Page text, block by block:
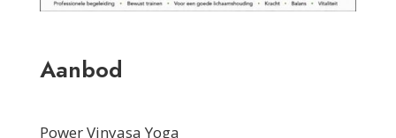
Aanbod
Power Vinyasa Yoga